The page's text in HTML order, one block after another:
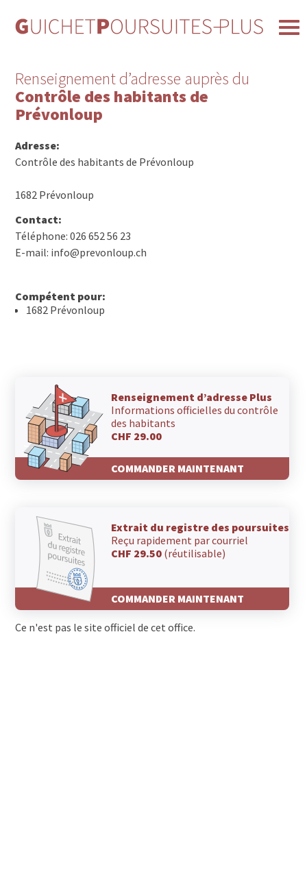
Renseignement d’adresse auprès du
Contrôle des habitants de
Prévonloup
Adresse:
Contrôle des habitants de Prévonloup
1682 Prévonloup
Contact:
Téléphone: 026 652 56 23
E-mail: info@prevonloup.ch
Compétent pour:
1682 Prévonloup
Renseignement d’adresse Plus
Informations officielles du contrôle
des habitants
CHF 29.00
COMMANDER MAINTENANT
Extrait du registre des poursuites
Reçu rapidement par courriel
CHF 29.50 (réutilisable)
COMMANDER MAINTENANT
Ce n'est pas le site officiel de cet office.